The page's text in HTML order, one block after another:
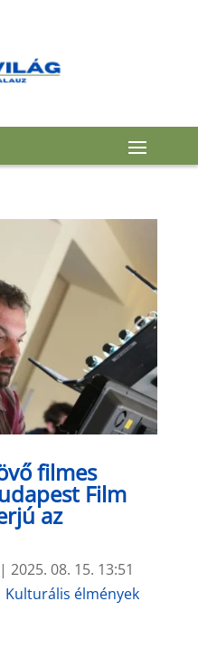
filmes
Film
az
| 2025. 08. 15. 13:51
Kulturális élmények